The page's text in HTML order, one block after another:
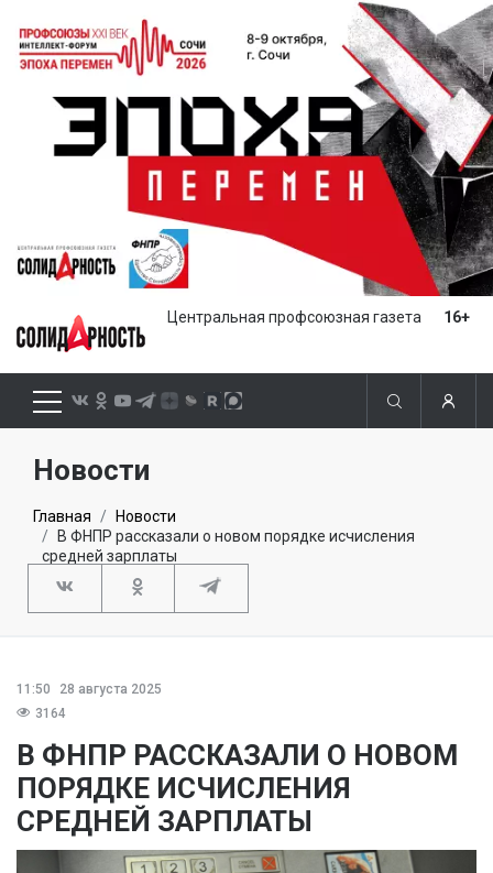
Центральная профсоюзная газета 16+
Новости
Главная
Новости
В ФНПР рассказали о новом порядке исчисления
средней зарплаты
11:50
28 августа 2025
3164
В ФНПР РАССКАЗАЛИ О НОВОМ
ПОРЯДКЕ ИСЧИСЛЕНИЯ
СРЕДНЕЙ ЗАРПЛАТЫ